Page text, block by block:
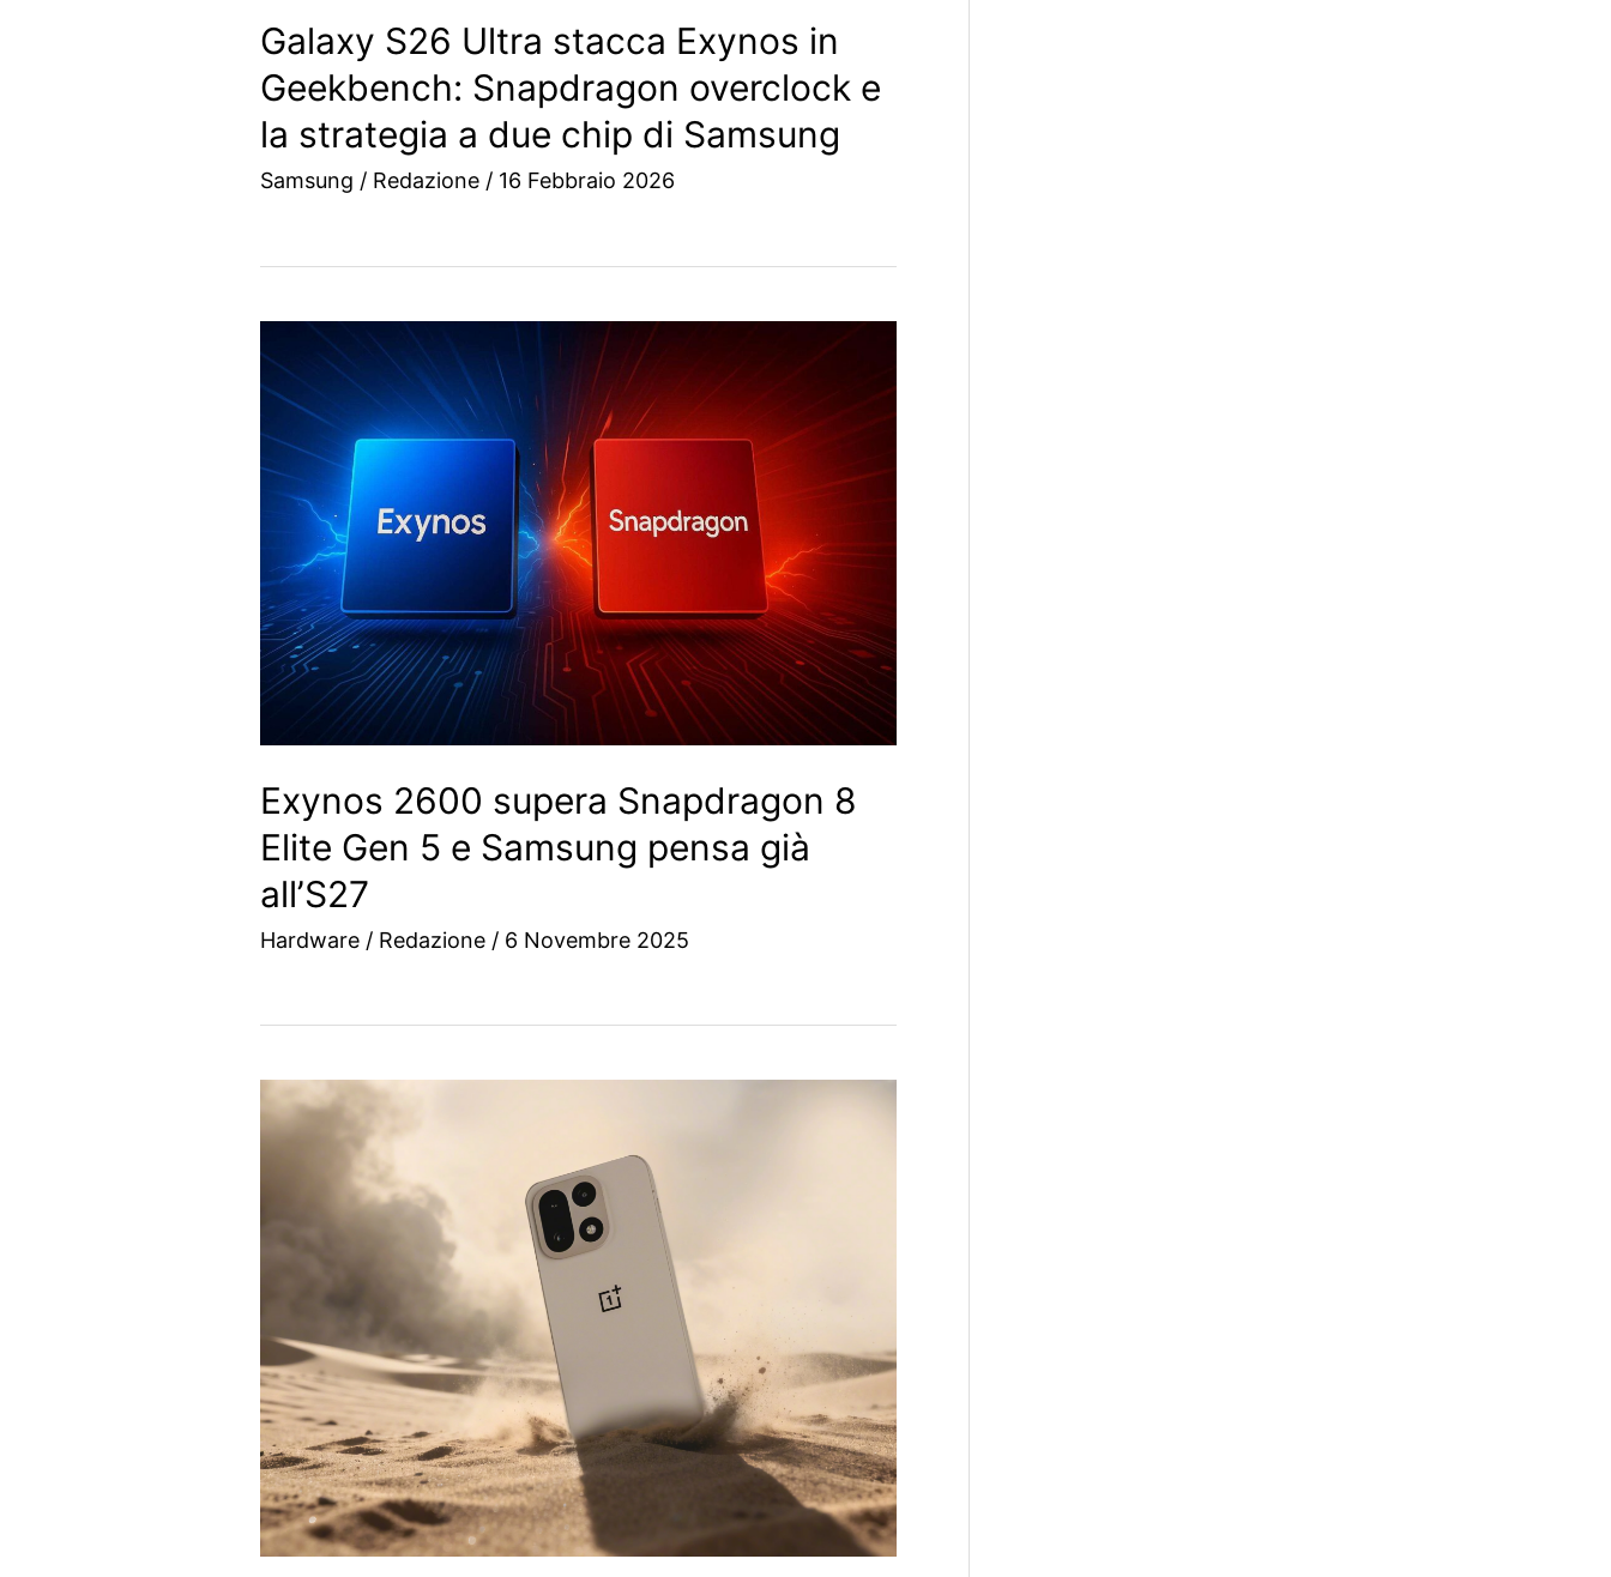
Galaxy S26 Ultra stacca Exynos in
Geekbench: Snapdragon overclock e
la strategia a due chip di Samsung
Samsung / Redazione / 16 Febbraio 2026
Exynos 2600 supera Snapdragon 8
Elite Gen 5 e Samsung pensa già
all’S27
Hardware / Redazione / 6 Novembre 2025